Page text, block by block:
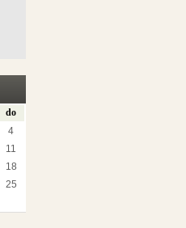
do
4
11
18
25